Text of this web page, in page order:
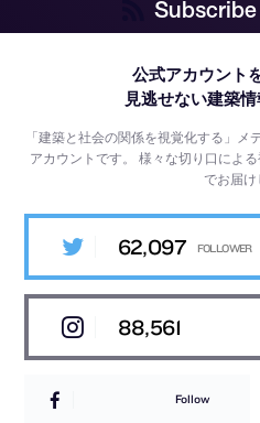
公式アカウント
見逃せない建築情
「建築と社会の関係を視覚化する」
アカウントです。様々な切り口によ
でお届け
62,097
88,561
Follow